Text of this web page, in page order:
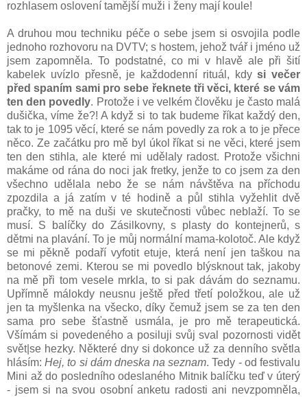
rozhlasem oslovení tamější muži i ženy mají koule!
A druhou mou techniku péče o sebe jsem si osvojila podle
jednoho rozhovoru na DVTV; s hostem, jehož tvář i jméno už
jsem zapomněla. To podstatné, co mi v hlavě ale při šití
kabelek uvízlo přesně, je každodenní rituál, kdysi večer
před spaním sami pro sebe řeknete tři věci, které se vám
ten den povedly. Protože i ve velkém člověku je často malá
dušička, víme že?! A když si to tak budeme říkat každý den,
tak to je 1095 věcí, které se nám povedly za rok a to je přece
něco. Ze začátku pro mě byl úkol říkat si ne věci, které jsem
ten den stihla, ale které mi udělaly radost. Protože všichni
makáme od rána do noci jak fretky, jenže to co jsem za den
všechno udělala nebo že se nám návštěva na příchodu
zpozdila a já zatím v té hodině a půl stihla vyžehlit dvě
pračky, to mě na duši ve skutečnosti vůbec neblaží. To se
musí. S balíčky do Zásilkovny, s plasty do kontejnerů, s
dětmi na plavání. To je můj normální mama-kolotoč. Ale když
se mi pěkně podaří vyfotit etuje, která není jen taškou na
betonové zemi. Kterou se mi povedlo blýsknout tak, jakoby
na mě při tom vesele mrkla, to si pak dávám do seznamu.
Upřímně málokdy neusnu ještě před třetí položkou, ale už
jen ta myšlenka na všecko, díky čemuž jsem se za ten den
sama pro sebe šťastně usmála, je pro mě terapeutická.
Všímám si povedeného a posiluji svůj sval pozornosti vidět
svět|se hezky. Některé dny si dokonce už za denního světla
hlásím:Hej, to si dám dneska na seznam. Tedy - od festivalu
Mini až do posledního odeslaného Mitnik balíčku teď v úterý
- jsem si na svou osobní anketu radosti ani nevzpomněla,